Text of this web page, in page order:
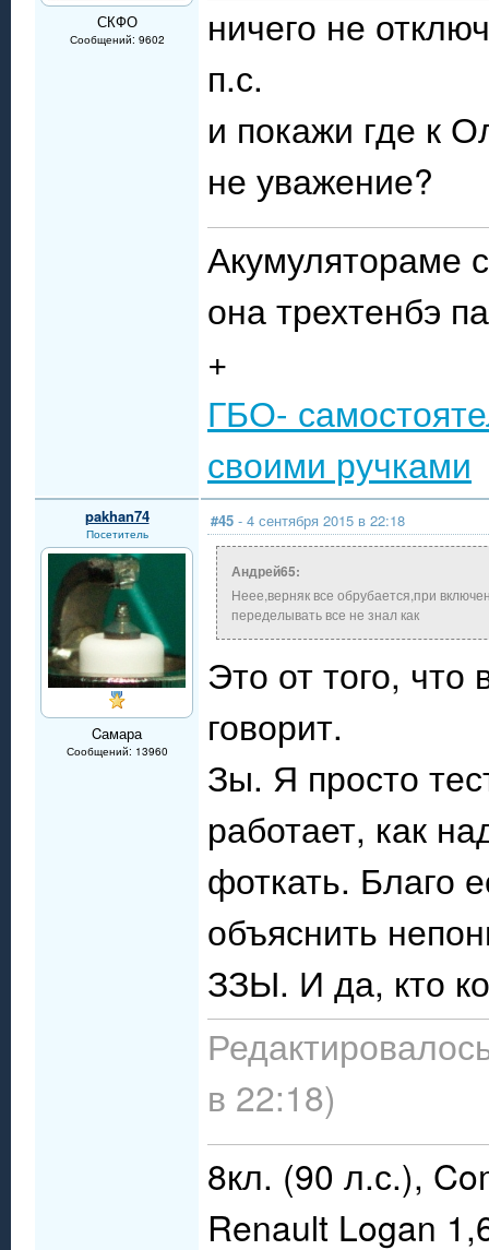
СКФО
Сообщений: 9602
ничего не
п.с.
и покажи где к
не уважение?
Акумулятораме
она трехтенбэ
+
ГБО-
своими ручками
pakhan74
Посетитель
Cамара
Сообщений: 13960
#45 - 4 сентября 2015 в 22:18
Андрей65:
Неее,верняк все обрубается,при
переделывать все не знал как
Это от того,
говорит.
Зы. Я просто
работает, как
фоткать. Благо
объяснить
ЗЗЫ. И да, кто
в 22:18)
8кл. (90 л.с.),
Renault Logan